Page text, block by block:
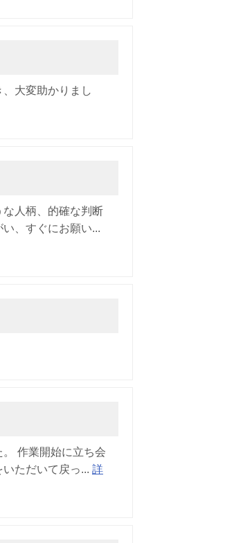
大変助かりまし
人柄、的確な判断
、すぐにお願い...
作業開始に立ち会
ただいて戻っ... 詳